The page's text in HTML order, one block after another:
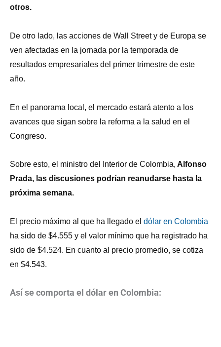
otros.
De otro lado, las acciones de Wall Street y de Europa se
ven afectadas en la jornada por la temporada de
resultados empresariales del primer trimestre de este
año.
En el panorama local, el mercado estará atento a los
avances que sigan sobre la reforma a la salud en el
Congreso.
Sobre esto, el ministro del Interior de Colombia, Alfonso
Prada, las discusiones podrían reanudarse hasta la
próxima semana.
El precio máximo al que ha llegado el dólar en Colombia
ha sido de $4.555 y el valor mínimo que ha registrado ha
sido de $4.524. En cuanto al precio promedio, se cotiza
en $4.543.
Así se comporta el dólar en Colombia: